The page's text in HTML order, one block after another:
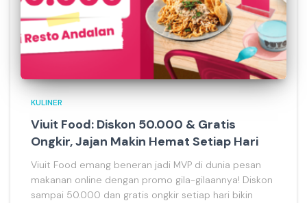
KULINER
Viuit Food: Diskon 50.000 & Gratis
Ongkir, Jajan Makin Hemat Setiap Hari
Viuit Food emang beneran jadi MVP di dunia pesan
makanan online dengan promo gila-gilaannya! Diskon
sampai 50.000 dan gratis ongkir setiap hari bikin